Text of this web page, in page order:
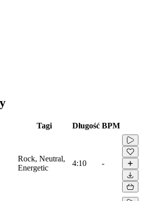
Tagi Długość BPM
Rock, Neutral,
Energetic
4:10 -